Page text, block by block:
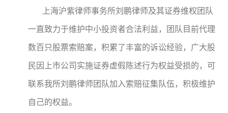
上海沪紫律师事务所刘鹏律师及其证券维权团队
一直致力于维护中小投资者合法利益，团队目前代理
数百只股票索赔案，积累了丰富的诉讼经验，广大股
民因上市公司实施证券虚假陈述行为权益受损的，可
联系我所刘鹏律师团队加入索赔征集队伍，积极维护
自己的权益。